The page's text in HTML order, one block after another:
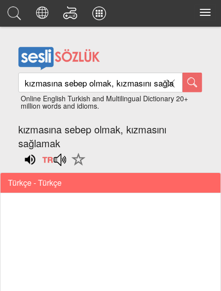
Online English Turkish and Multilingual Dictionary 20+
million words and idioms.
kızmasına sebep olmak, kızmasını
sağlamak
Türkçe - Türkçe